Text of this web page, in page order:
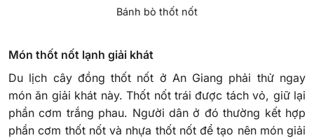
Bánh bò thốt nốt
Món thốt nốt lạnh giải khát
Du lịch cây đồng thốt nốt ở An Giang phải thử ngay
món ăn giải khát này. Thốt nốt trái được tách vỏ, giữ lại
phần cơm trắng phau. Người dân ở đó thường kết hợp
phần cơm thốt nốt và nhựa thốt nốt để tạo nên món giải